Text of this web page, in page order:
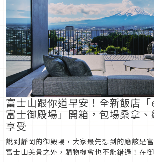
富士山跟你道早安！全新飯店
富士御殿場」開箱，包場桑拿
享受
說到靜岡的御殿場，大家最先想到的應該是
富士山美景之外，購物機會也不能錯過！在